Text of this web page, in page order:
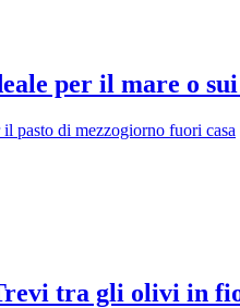
per il mare o
pasto di mezzogiorno fuori casa
tra gli olivi in